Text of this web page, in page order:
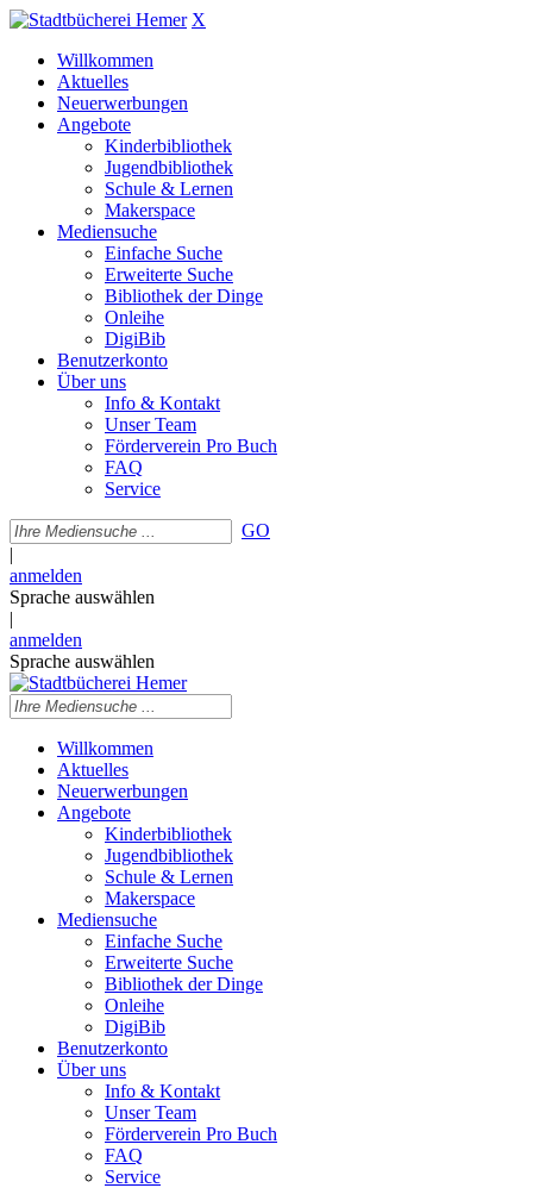
X
Willkommen
Aktuelles
Neuerwerbungen
Angebote
Kinderbibliothek
Jugendbibliothek
Schule & Lernen
Makerspace
Mediensuche
Einfache Suche
Erweiterte Suche
Bibliothek der Dinge
Onleihe
DigiBib
Benutzerkonto
Über uns
Info & Kontakt
Unser Team
Förderverein Pro Buch
FAQ
Service
GO
|
anmelden
Sprache auswählen
|
anmelden
Sprache auswählen
Willkommen
Aktuelles
Neuerwerbungen
Angebote
Kinderbibliothek
Jugendbibliothek
Schule & Lernen
Makerspace
Mediensuche
Einfache Suche
Erweiterte Suche
Bibliothek der Dinge
Onleihe
DigiBib
Benutzerkonto
Über uns
Info & Kontakt
Unser Team
Förderverein Pro Buch
FAQ
Service